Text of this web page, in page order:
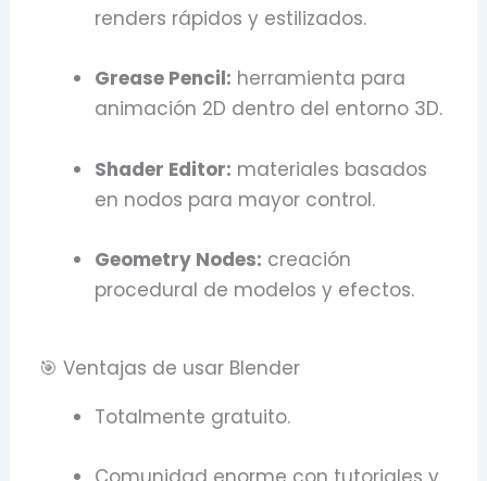
renders rápidos y estilizados.
Grease Pencil: herramienta para
animación 2D dentro del entorno 3D.
Shader Editor: materiales basados
en nodos para mayor control.
Geometry Nodes: creación
procedural de modelos y efectos.
🎯 Ventajas de usar Blender
Totalmente gratuito.